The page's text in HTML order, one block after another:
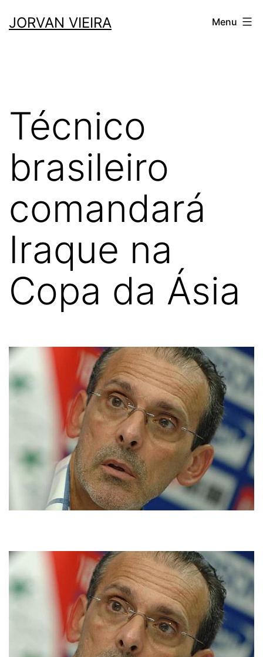
para
JORVAN VIEIRA Menu
Técnico
brasileiro
comandará
Iraque na
Copa da Ásia